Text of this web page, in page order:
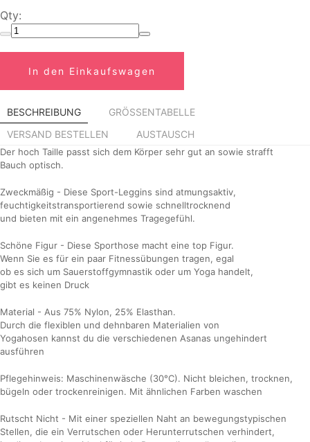
Qty:
In den Einkaufswagen
BESCHREIBUNG
GRÖSSENTABELLE
VERSAND BESTELLEN
AUSTAUSCH
Der hoch Taille passt sich dem Körper sehr gut an sowie strafft
Bauch optisch.
Zweckmäßig - Diese Sport-Leggins sind atmungsaktiv,
feuchtigkeitstransportierend sowie schnelltrocknend
und bieten mit ein angenehmes Tragegefühl.
Schöne Figur - Diese Sporthose macht eine top Figur.
Wenn Sie es für ein paar Fitnessübungen tragen, egal
ob es sich um Sauerstoffgymnastik oder um Yoga handelt,
gibt es keinen Druck
Material - Aus 75% Nylon, 25% Elasthan.
Durch die flexiblen und dehnbaren Materialien von
Yogahosen kannst du die verschiedenen Asanas ungehindert
ausführen
Pflegehinweis: Maschinenwäsche (30°C). Nicht bleichen, trocknen,
bügeln oder trockenreinigen. Mit ähnlichen Farben waschen
Rutscht Nicht - Mit einer speziellen Naht an bewegungstypischen
Stellen, die ein Verrutschen oder Herunterrutschen verhindert,